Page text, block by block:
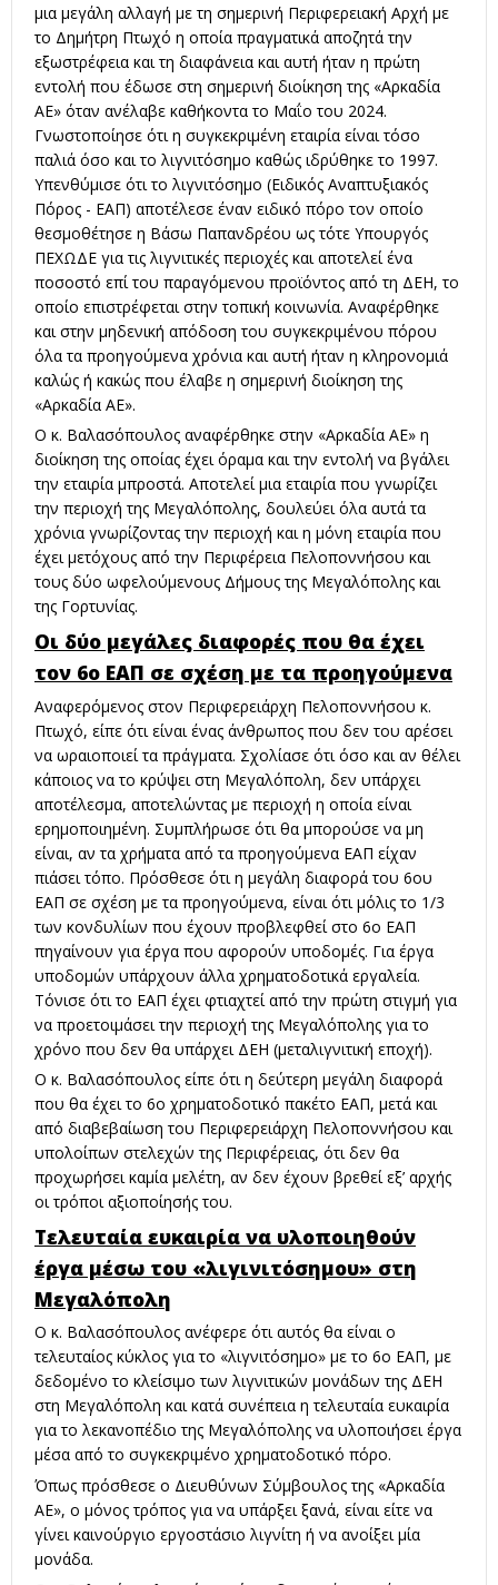
μια μεγάλη αλλαγή με τη σημερινή Περιφερειακή Αρχή με
το Δημήτρη Πτωχό η οποία πραγματικά αποζητά την
εξωστρέφεια και τη διαφάνεια και αυτή ήταν η πρώτη
εντολή που έδωσε στη σημερινή διοίκηση της «Αρκαδία
ΑΕ» όταν ανέλαβε καθήκοντα το Μαΐο του 2024.
Γνωστοποίησε ότι η συγκεκριμένη εταιρία είναι τόσο
παλιά όσο και το λιγνιτόσημο καθώς ιδρύθηκε το 1997.
Υπενθύμισε ότι το λιγνιτόσημο (Ειδικός Αναπτυξιακός
Πόρος - ΕΑΠ) αποτέλεσε έναν ειδικό πόρο τον οποίο
θεσμοθέτησε η Βάσω Παπανδρέου ως τότε Υπουργός
ΠΕΧΩΔΕ για τις λιγνιτικές περιοχές και αποτελεί ένα
ποσοστό επί του παραγόμενου προϊόντος από τη ΔΕΗ, το
οποίο επιστρέφεται στην τοπική κοινωνία. Αναφέρθηκε
και στην μηδενική απόδοση του συγκεκριμένου πόρου
όλα τα προηγούμενα χρόνια και αυτή ήταν η κληρονομιά
καλώς ή κακώς που έλαβε η σημερινή διοίκηση της
«Αρκαδία ΑΕ».
Ο κ. Βαλασόπουλος αναφέρθηκε στην «Αρκαδία ΑΕ» η
διοίκηση της οποίας έχει όραμα και την εντολή να βγάλει
την εταιρία μπροστά. Αποτελεί μια εταιρία που γνωρίζει
την περιοχή της Μεγαλόπολης, δουλεύει όλα αυτά τα
χρόνια γνωρίζοντας την περιοχή και η μόνη εταιρία που
έχει μετόχους από την Περιφέρεια Πελοποννήσου και
τους δύο ωφελούμενους Δήμους της Μεγαλόπολης και
της Γορτυνίας.
Οι δύο μεγάλες διαφορές που θα έχει
τον 6ο ΕΑΠ σε σχέση με τα προηγούμενα
Αναφερόμενος στον Περιφερειάρχη Πελοποννήσου κ.
Πτωχό, είπε ότι είναι ένας άνθρωπος που δεν του αρέσει
να ωραιοποιεί τα πράγματα. Σχολίασε ότι όσο και αν θέλει
κάποιος να το κρύψει στη Μεγαλόπολη, δεν υπάρχει
αποτέλεσμα, αποτελώντας με περιοχή η οποία είναι
ερημοποιημένη. Συμπλήρωσε ότι θα μπορούσε να μη
είναι, αν τα χρήματα από τα προηγούμενα ΕΑΠ είχαν
πιάσει τόπο. Πρόσθεσε ότι η μεγάλη διαφορά του 6ου
ΕΑΠ σε σχέση με τα προηγούμενα, είναι ότι μόλις το 1/3
των κονδυλίων που έχουν προβλεφθεί στο 6ο ΕΑΠ
πηγαίνουν για έργα που αφορούν υποδομές. Για έργα
υποδομών υπάρχουν άλλα χρηματοδοτικά εργαλεία.
Τόνισε ότι το ΕΑΠ έχει φτιαχτεί από την πρώτη στιγμή για
να προετοιμάσει την περιοχή της Μεγαλόπολης για το
χρόνο που δεν θα υπάρχει ΔΕΗ (μεταλιγνιτική εποχή).
Ο κ. Βαλασόπουλος είπε ότι η δεύτερη μεγάλη διαφορά
που θα έχει το 6ο χρηματοδοτικό πακέτο ΕΑΠ, μετά και
από διαβεβαίωση του Περιφερειάρχη Πελοποννήσου και
υπολοίπων στελεχών της Περιφέρειας, ότι δεν θα
προχωρήσει καμία μελέτη, αν δεν έχουν βρεθεί εξ’ αρχής
οι τρόποι αξιοποίησής του.
Τελευταία ευκαιρία να υλοποιηθούν
έργα μέσω του «λιγινιτόσημου» στη
Μεγαλόπολη
Ο κ. Βαλασόπουλος ανέφερε ότι αυτός θα είναι ο
τελευταίος κύκλος για το «λιγνιτόσημο» με το 6ο ΕΑΠ, με
δεδομένο το κλείσιμο των λιγνιτικών μονάδων της ΔΕΗ
στη Μεγαλόπολη και κατά συνέπεια η τελευταία ευκαιρία
για το λεκανοπέδιο της Μεγαλόπολης να υλοποιήσει έργα
μέσα από το συγκεκριμένο χρηματοδοτικό πόρο.
Όπως πρόσθεσε ο Διευθύνων Σύμβουλος της «Αρκαδία
ΑΕ», ο μόνος τρόπος για να υπάρξει ξανά, είναι είτε να
γίνει καινούργιο εργοστάσιο λιγνίτη ή να ανοίξει μία
μονάδα.